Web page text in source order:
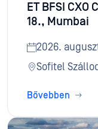
ET BFSI
18., Mumbai
2026.
Sofitel
Bővebben